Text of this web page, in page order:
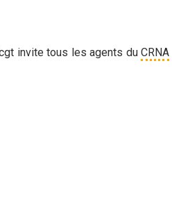
invite tous les agents duCRNA